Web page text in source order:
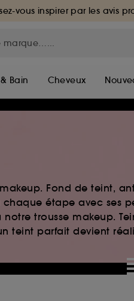
vous inspirer par les avis
Bain Cheveux
Fond de teint,
étape avec ses
trousse makeup.
teint parfait devient